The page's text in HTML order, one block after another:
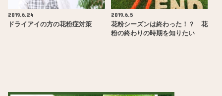
2019.6.24
ドライアイの方の花粉症対策
2019.6.5
花粉シーズンは終わった！？ 花
粉の終わりの時期を知りたい